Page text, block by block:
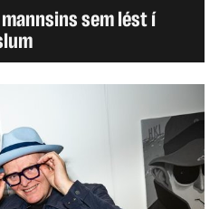
sem lést í